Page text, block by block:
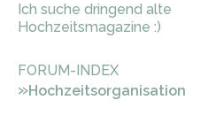
Ich suche dringend alte
Hochzeitsmagazine :)
FORUM-INDEX
»Hochzeitsorganisation